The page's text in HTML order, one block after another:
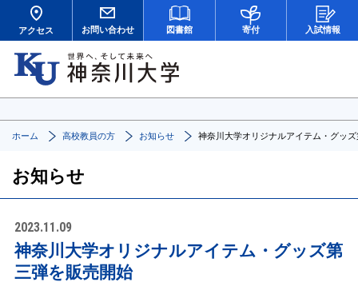
アクセス お問い合わせ 図書館 寄付 入試情報
ホーム 高校教員の方 お知らせ 神奈川大学オリジナルアイテム・グッ
お知らせ
2023.11.09
神奈川大学オリジナルアイテム・グッズ第
三弾を販売開始